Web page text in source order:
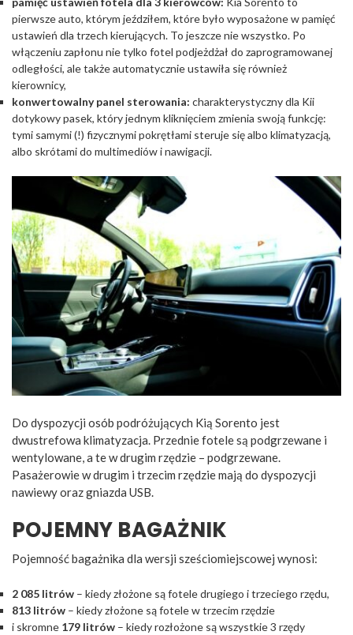
pierwsze auto, którym jeździłem, które było wyposażone w pamięć
ustawień dla trzech kierujących. To jeszcze nie wszystko. Po
włączeniu zapłonu nie tylko fotel podjeżdżał do zaprogramowanej
odległości, ale także automatycznie ustawiła się również
kierownicy,
konwertowalny panel sterowania: charakterystyczny dla Kii
dotykowy pasek, który jednym kliknięciem zmienia swoją funkcję:
tymi samymi (!) fizycznymi pokrętłami steruje się albo klimatyzacją,
albo skrótami do multimediów i nawigacji.
Do dyspozycji osób podróżujących Kią Sorento jest
dwustrefowa klimatyzacja. Przednie fotele są podgrzewane i
wentylowane, a te w drugim rzędzie – podgrzewane.
Pasażerowie w drugim i trzecim rzędzie mają do dyspozycji
nawiewy oraz gniazda USB.
POJEMNY BAGAŻNIK
Pojemność bagażnika dla wersji sześciomiejscowej wynosi:
2 085 litrów – kiedy złożone są fotele drugiego i trzeciego rzędu,
813 litrów – kiedy złożone są fotele w trzecim rzędzie
i skromne 179 litrów – kiedy rozłożone są wszystkie 3 rzędy